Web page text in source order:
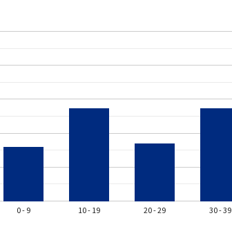
0 - 9 10 - 19 20 - 29 30 - 39